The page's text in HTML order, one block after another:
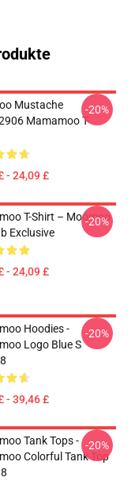
Mustache
Mamamoo T-
- 24,09 £
-20%
T-Shirt – Moomoo
Exclusive
- 24,09 £
-20%
Hoodies -
Logo Blue S
- 39,46 £
-20%
Tank Tops -
Colorful Tank Top
-20%